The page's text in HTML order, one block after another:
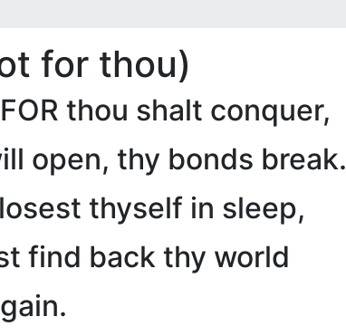
for thou)
thou shalt conquer,
open, thy bonds break.
thyself in sleep,
find back thy world